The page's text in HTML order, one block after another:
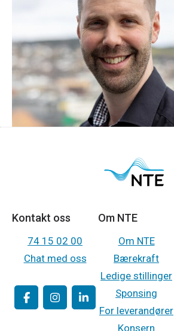
98 21 09 82
magnus.vagen@nte.no
Kontakt oss
74 15 02 00
Chat med oss
Om NTE
Om NTE
Bærekraft
Ledige stillinger
Sponsing
For leverandører
Konsern